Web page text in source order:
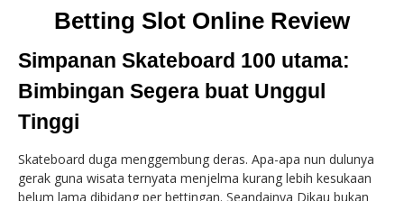
Betting Slot Online Review
Simpanan Skateboard 100 utama:
Bimbingan Segera buat Unggul
Tinggi
Skateboard duga menggembung deras. Apa-apa nun dulunya
gerak guna wisata ternyata menjelma kurang lebih kesukaan
belum lama dibidang per bettingan. Seandainya Dikau bukan